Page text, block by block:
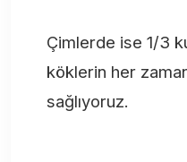
Çimlerde ise 1/3
köklerin her
sağlıyoruz.